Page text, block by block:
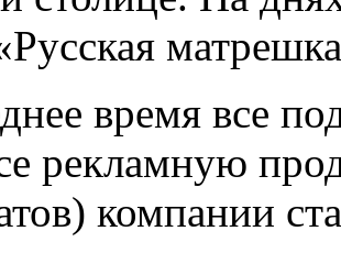
время все
рекламную
компании